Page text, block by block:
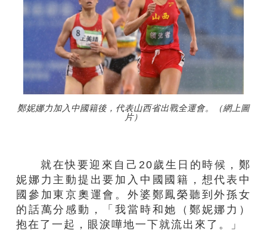
鄭妮娜力加入中國籍後，代表山西省出戰全運會。（網上圖
片）
就在快要迎來自己20歲生日的時候，鄭
妮娜力主動提出要加入中國國籍，想代表中
國參加東京奧運會。外婆鄭鳳榮聽到外孫女
的話萬分感動，「我當時和她（鄭妮娜力）
抱在了一起，眼淚嘩地一下就流出來了。」